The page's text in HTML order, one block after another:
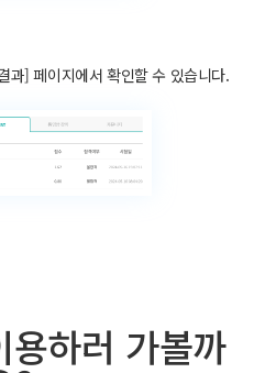
과] 페이지에서 확인할 수 있습니다.
하러 가볼까